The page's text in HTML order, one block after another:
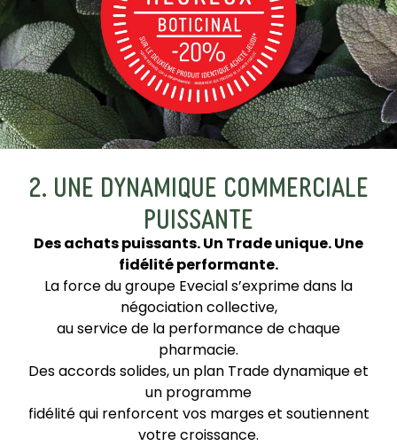
2. UNE DYNAMIQUE COMMERCIALE
PUISSANTE
Des achats puissants. Un Trade unique. Une
fidélité performante.
La force du groupe Evecial s’exprime dans la
négociation collective,
au service de la performance de chaque
pharmacie.
Des accords solides, un plan Trade dynamique et
un programme
fidélité qui renforcent vos marges et soutiennent
votre croissance.